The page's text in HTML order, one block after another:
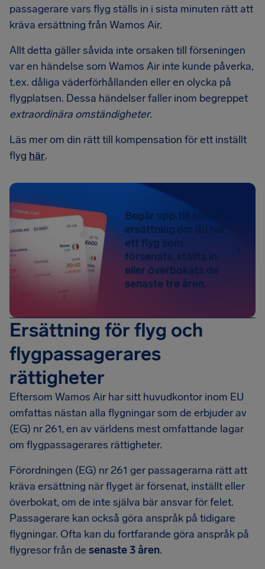
passagerare vars flyg ställs in i sista minuten rätt att
kräva ersättning från Wamos Air.
Allt detta gäller såvida inte orsaken till förseningen
var en händelse som Wamos Air inte kunde påverka,
t.ex. dåliga väderförhållanden eller en olycka på
flygplatsen. Dessa händelser faller inom begreppet
extraordinära omständigheter.
Läs mer om din rätt till kompensation för ett inställt
flyg här.
Begär upp till 600 € i
ersättning om du har
ett flyg som
försenats, ställts in
eller överbokats de
senaste tre åren.
Ersättning för flyg och
flygpassagerares
rättigheter
Eftersom Wamos Air har sitt huvudkontor inom EU
omfattas nästan alla flygningar som de erbjuder av
(EG) nr 261, en av världens mest omfattande lagar
om flygpassagerares rättigheter.
Förordningen (EG) nr 261 ger passagerarna rätt att
kräva ersättning när flyget är försenat, inställt eller
överbokat, om de inte själva bär ansvar för felet.
Passagerare kan också göra anspråk på tidigare
flygningar. Ofta kan du fortfarande göra anspråk på
flygresor från de senaste 3 åren.